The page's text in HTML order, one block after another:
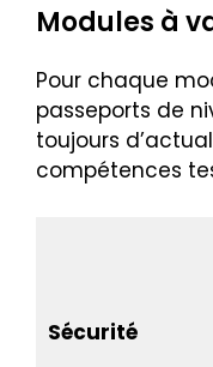
Modules à
Pour chaque
passeports de
toujours
compétences
Sécurité